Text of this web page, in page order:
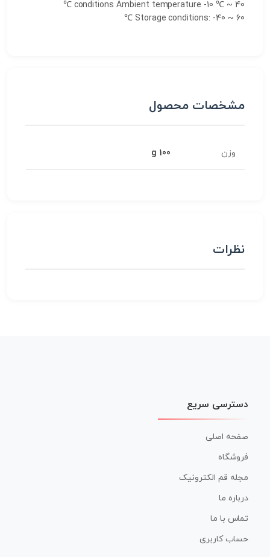
conditions Ambient temperature -10 ℃ ~ 40 ℃
Storage conditions: -40 ~ 60 ℃
مشخصات محصول
وزن 100 g
نظرات
دسترسی سریع
صفحه اصلی
فروشگاه
مجله قم الکترونیک
درباره ما
تماس با ما
حساب کاربری